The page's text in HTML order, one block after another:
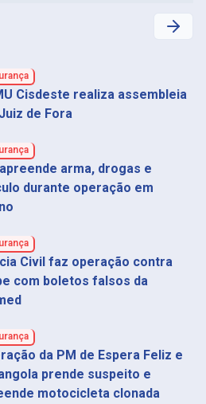
Cisdeste realiza assembleia
de Fora
arma, drogas e
durante operação em
Civil faz operação contra
com boletos falsos da
da PM de Espera Feliz e
prende suspeito e
motocicleta clonada